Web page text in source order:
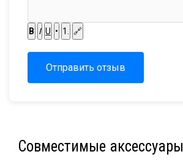
B I U • 1. 🔗
Отправить отзыв
Совместимые аксессуары